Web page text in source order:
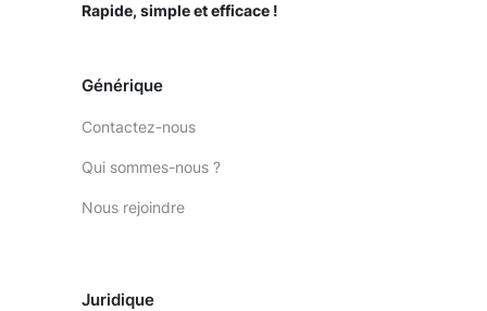
Rapide, simple et efficace !
Générique
Contactez-nous
Qui sommes-nous ?
Nous rejoindre
Juridique